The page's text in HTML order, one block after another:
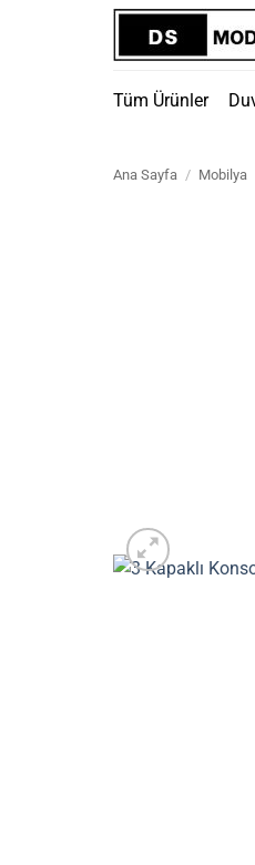
Tüm Ürünler
Ana Sayfa / Mobilya